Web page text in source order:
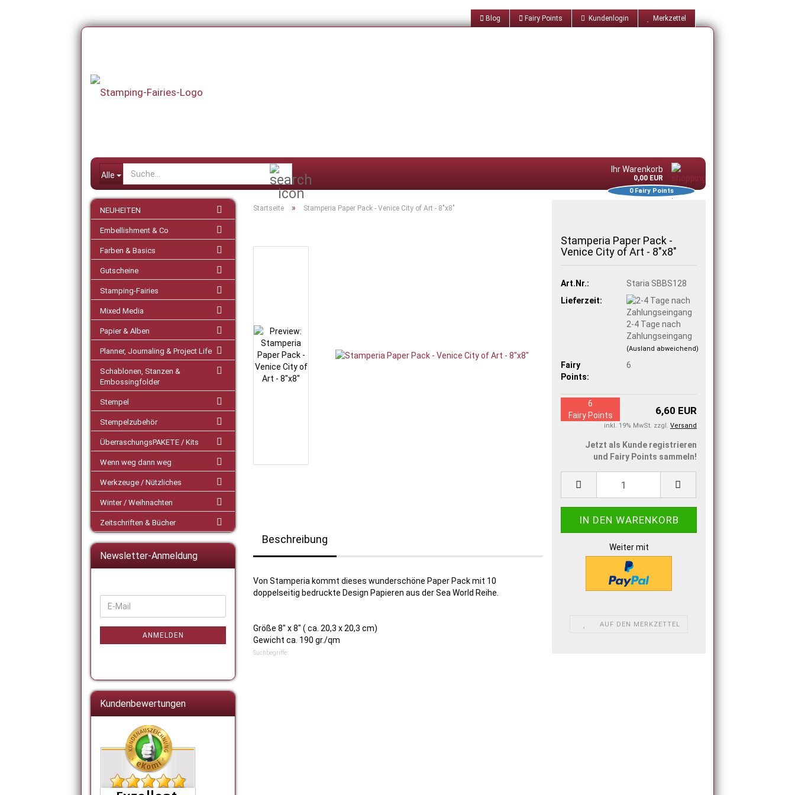
Blog Fairy Points Kundenlogin Merkzettel
Alle
Ihr Warenkorb
0,00 EUR
0Fairy Points
Startseite » Stamperia Paper Pack - Venice City of Art - 8"x8"
Stamperia Paper Pack -
Venice City of Art - 8"x8"
Art.Nr.:
Staria SBBS128
Lieferzeit:
2-4 Tage nach
Zahlungseingang
(Ausland abweichend)
Fairy
Points:
6
6,60 EUR
inkl. 19% MwSt. zzgl. Versand
6
Fairy Points
Jetzt als Kunde registrieren
und Fairy Points sammeln!
Weiter mit
AUF DEN MERKZETTEL
Beschreibung
Von Stamperia kommt dieses wunderschöne Paper Pack mit 10
doppelseitig bedruckte Design Papieren aus der Sea World Reihe.
Größe 8" x 8" ( ca. 20,3 x 20,3 cm)
Gewicht ca. 190 gr./qm
Suchbegriffe:
NEUHEITEN
Embellishment & Co
Farben & Basics
Gutscheine
Stamping-Fairies
Mixed Media
Papier & Alben
Planner, Journaling & Project Life
Schablonen, Stanzen &
Embossingfolder
Stempel
Stempelzubehör
ÜberraschungsPAKETE / Kits
Wenn weg dann weg
Werkzeuge / Nützliches
Winter / Weihnachten
Zeitschriften & Bücher
Newsletter-Anmeldung
ZUR
ANMELDUNG
E-
Mail
ANMELDEN
Kundenbewertungen